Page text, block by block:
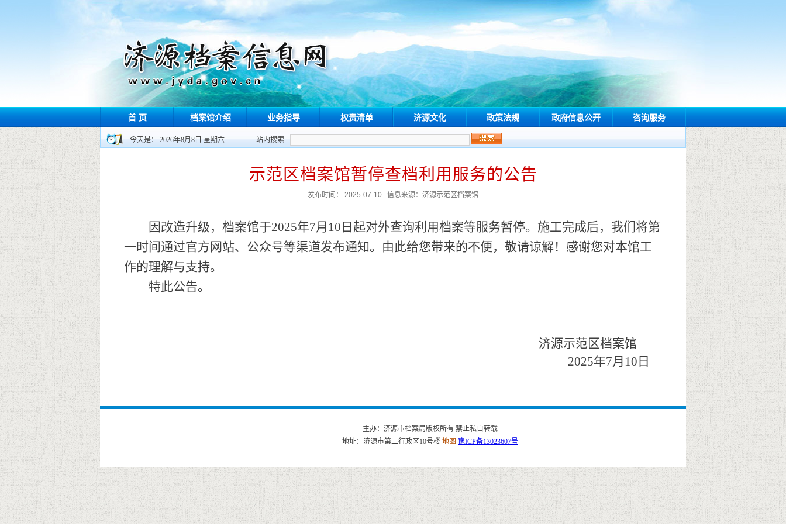
首 页 档案馆介绍 业务指导 权责清单 济源文化 政策法规 政府信息公开 咨询服务
今天是： 2026年8月8日 星期六 站内搜索
示范区档案馆暂停查档利用服务的公告
发布时间： 2025-07-10 信息来源：济源示范区档案馆
因改造升级，档案馆于2025年7月10日起对外查询利用档案等服务暂停。施工完成后，我们将第
一时间通过官方网站、公众号等渠道发布通知。由此给您带来的不便，敬请谅解！感谢您对本馆工
作的理解与支持。
特此公告。
济源示范区档案馆
2025年7月10日
主办：济源市档案局版权所有 禁止私自转载
地址：济源市第二行政区10号楼 地图 豫ICP备13023607号